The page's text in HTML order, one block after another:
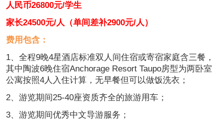
人民币26800元/学生
家长24500元/人（单间差补2900元/人）
费用包含：
1、全程9晚4星酒店标准双人间住宿或寄宿家庭含三餐，
其中陶波6晚住宿Anchorage Resort Taupo房型为两卧室
公寓按照4人入住计算，无早餐但可以做饭洗衣；
2、游览期间25-40座资质齐全的旅游用车；
3、游览期间优秀中文导游服务；